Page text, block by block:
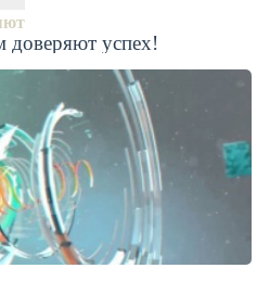
успех!
в 2001 году. Сегодня AT
игроков на рынке
и консалтинговых услуг
финансового,
секторов.Ключевые
компании: внедрение и
систем,
бизнес-консалтинг,
аутсорсинг.В число на...